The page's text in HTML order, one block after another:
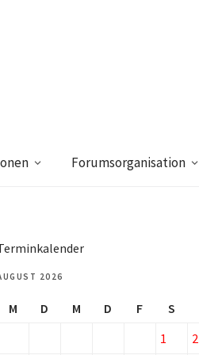
Forumsorganisation
2026
M D M D F S
1
2